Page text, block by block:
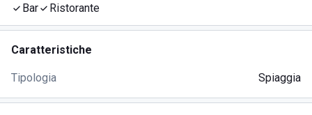
Bar
Ristorante
Caratteristiche
Tipologia Spiaggia